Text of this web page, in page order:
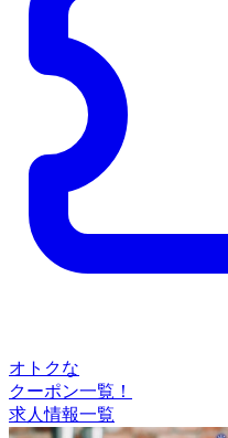
オトクな
クーポン一覧！
求人情報一覧